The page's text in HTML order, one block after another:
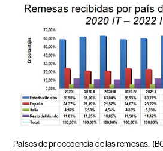
Países de procedencia de las remesas.